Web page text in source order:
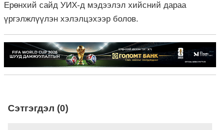
Ерөнхий сайд УИХ-д мэдээлэл хийсний дараа
үргэлжлүүлэн хэлэлцэхээр болов.
Сэтгэгдэл (0)